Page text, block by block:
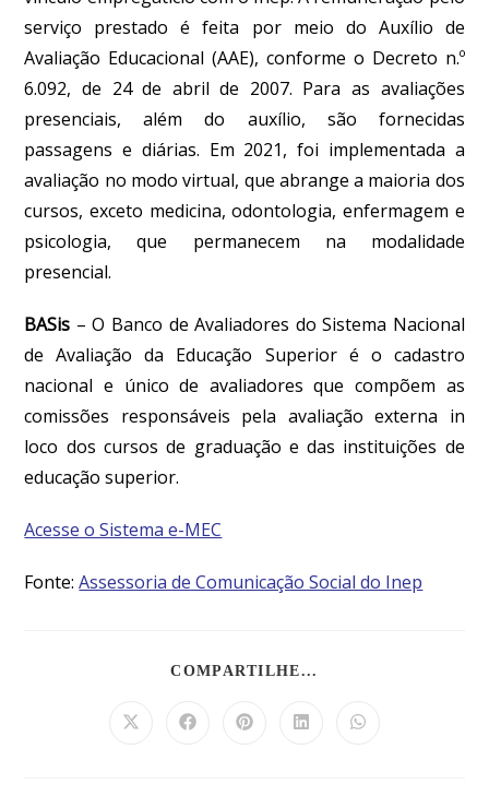
serviço prestado é feita por meio do Auxílio de
Avaliação Educacional (AAE), conforme o Decreto n.º
6.092, de 24 de abril de 2007. Para as avaliações
presenciais, além do auxílio, são fornecidas
passagens e diárias. Em 2021, foi implementada a
avaliação no modo virtual, que abrange a maioria dos
cursos, exceto medicina, odontologia, enfermagem e
psicologia, que permanecem na modalidade
presencial.
BASis –O Banco de Avaliadores do Sistema Nacional
de Avaliação da Educação Superior é o cadastro
nacional e único de avaliadores que compõem as
comissões responsáveis pela avaliação externa in
loco dos cursos de graduação e das instituições de
educação superior.
Acesse o Sistema e-MEC
Fonte:Assessoria de Comunicação Social do Inep
COMPARTILHE...